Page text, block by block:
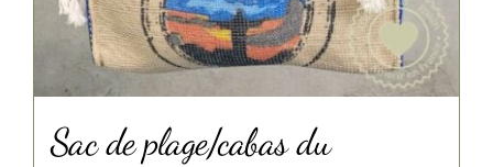
Sac de plage/cabas du